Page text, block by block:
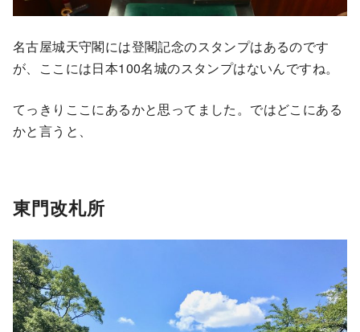
名古屋城天守閣には登閣記念のスタンプはあるのです
が、ここには日本100名城のスタンプはないんですね。
てっきりここにあるかと思ってました。ではどこにある
かと言うと、
東門改札所